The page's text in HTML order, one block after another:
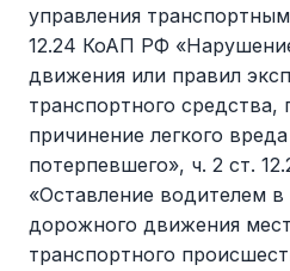
управления
12.24 КоАП РФ
движения или правил
транспортного средства,
причинение легкого
потерпевшего», ч. 2 ст.
«Оставление водителем
дорожного движения
транспортного